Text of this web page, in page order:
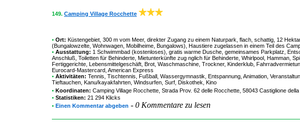
149. Camping Village Rocchette
• Ort: Küstengebiet, 300 m vom Meer, direkter Zugang zu einem Naturpark, flach, schattig, 12
(Bungalowzelte, Wohnwagen, Mobilheime, Bungalows), Haustiere zugelassen in einem Teil des
• Ausstattung: 1 Schwimmbad (kostenloses), gratis warme Dusche, gemeinsames Parkplatz,
Anschluß, Toiletten für Behinderte, Mietunterkünfte zug nglich für Behinderte, Whirlpool, Hamman,
Fertiggerichte, Lebensmittelgeschäft, Brot, Waschmaschine, Trockner, Kinderklub,
Eurocard-Mastercard, American Express
• Aktivitäten: Tennis, Tischtennis, Fußball, Wassergymnastik, Entspannung, Animation,
Tieftauchen, Kanu/kayakfahrten, Windsurfen, Surf, Diskothek, Kino
• Koordinaten: Camping Village Rocchette , Strada Prov. 62 delle Rocchette, 58043 Castiglione
• Statistiken: 21 294 Klicks
• Einen Kommentar abgeben - 0 Kommentare zu lesen